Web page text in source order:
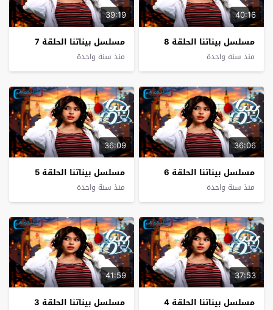
40:16
مسلسل بيناتنا الحلقة 8
منذ سنة واحدة
39:19
مسلسل بيناتنا الحلقة 7
منذ سنة واحدة
36:06
مسلسل بيناتنا الحلقة 6
منذ سنة واحدة
36:09
مسلسل بيناتنا الحلقة 5
منذ سنة واحدة
37:53
مسلسل بيناتنا الحلقة 4
41:59
مسلسل بيناتنا الحلقة 3